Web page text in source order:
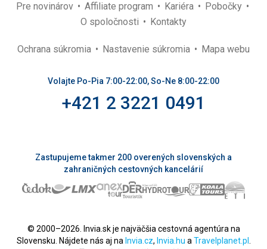
Pre novinárov Affiliate program Kariéra
Pobočky
O spoločnosti
Kontakty
Ochrana súkromia Nastavenie súkromia Mapa webu
Volajte Po-Pia 7:00-22:00, So-Ne 8:00-22:00
+421 2 3221 0491
Zastupujeme takmer 200 overených slovenských a
zahraničných cestovných kancelárií
© 2000–2026. Invia.sk je najväčšia cestovná agentúra na
Slovensku. Nájdete nás aj na Invia.cz, Invia.hu a Travelplanet.pl